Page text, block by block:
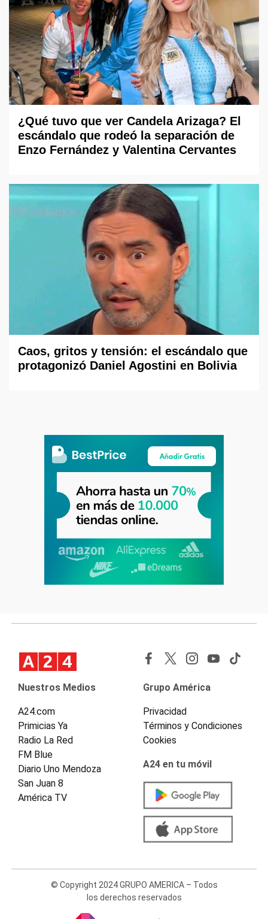
¿Qué tuvo que ver Candela Arizaga? El
escándalo que rodeó la separación de
Enzo Fernández y Valentina Cervantes
Caos, gritos y tensión: el escándalo que
protagonizó Daniel Agostini en Bolivia
Nuestros Medios
A24.com
Primicias Ya
Radio La Red
FM Blue
Diario Uno Mendoza
San Juan 8
América TV
Grupo América
Privacidad
Términos y Condiciones
Cookies
A24 en tu móvil
© Copyright 2024 GRUPO AMERICA – Todos
los derechos reservados